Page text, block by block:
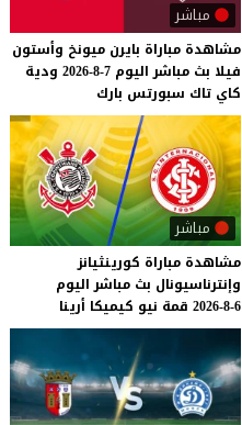
مباشر
مشاهدة مباراة بايرن ميونخ وأستون
فيلا بث مباشر اليوم 7-8-2026
ودية
كاي تاك سبورتس بارك
مباشر
مشاهدة مباراة كورينثيانز
وإنترناسيونال بث مباشر اليوم
6-8-2026
قمة نيو كيميكا أرينا